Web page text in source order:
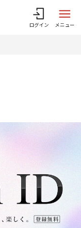
ログイン メニュー